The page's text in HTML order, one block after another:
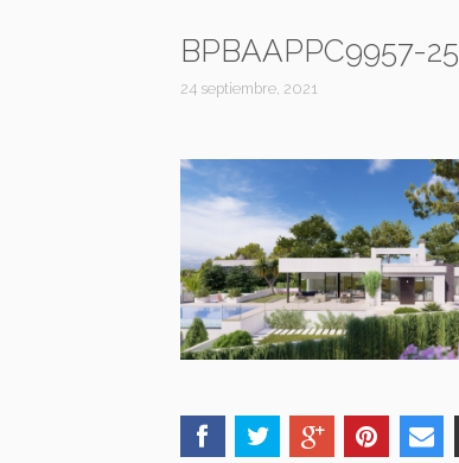
BPBAAPPC9957-25
24 septiembre, 2021